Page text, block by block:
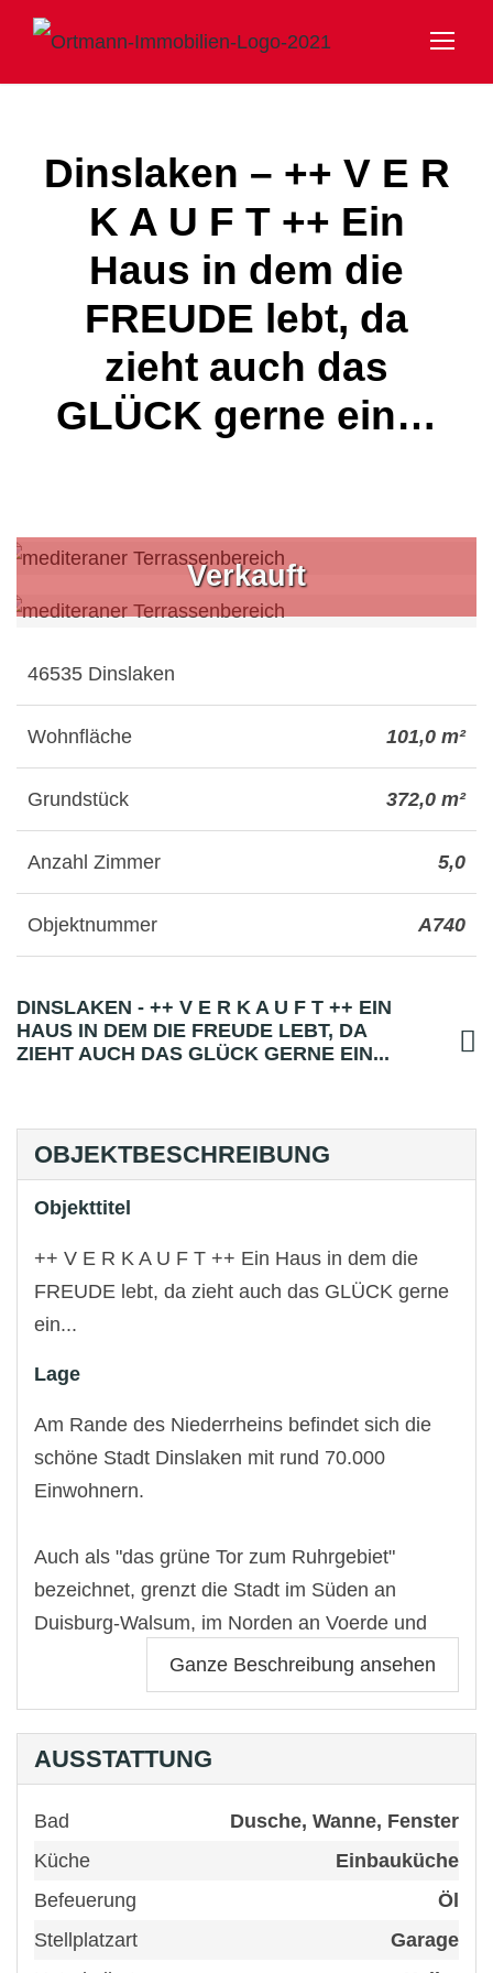
Dinslaken – ++ V E R
K A U F T ++ Ein
Haus in dem die
FREUDE lebt, da
zieht auch das
GLÜCK gerne ein…
Verkauft
46535 Dinslaken
Wohnfläche 101,0 m²
Grundstück 372,0 m²
Anzahl Zimmer 5,0
Objektnummer A740
DINSLAKEN - ++ V E R K A U F T ++ EIN
HAUS IN DEM DIE FREUDE LEBT, DA
ZIEHT AUCH DAS GLÜCK GERNE EIN...
OBJEKTBESCHREIBUNG
Objekttitel
++ V E R K A U F T ++ Ein Haus in dem die
FREUDE lebt, da zieht auch das GLÜCK gerne
ein...
Lage
Am Rande des Niederrheins befindet sich die
schöne Stadt Dinslaken mit rund 70.000
Einwohnern.
Auch als "das grüne Tor zum Ruhrgebiet"
bezeichnet, grenzt die Stadt im Süden an
Duisburg-Walsum, im Norden an Voerde und
Hünxe, im Osten an Gladbeck und im Westen
an den Rhein.
Dinslaken ist als Wohnort sehr beliebt, da sich
hier idyllisches Wohnen und das Arbeiten in den
lebendigen Ballungsräumen des Ruhrgebiets
sehr gut kombinieren lassen.
gemütlich. Zwischen Neutor und der
Ganze Beschreibung ansehen
AUSSTATTUNG
Bad
Dusche, Wanne, Fenster
Küche
Einbauküche
Befeuerung
Öl
Stellplatzart
Garage